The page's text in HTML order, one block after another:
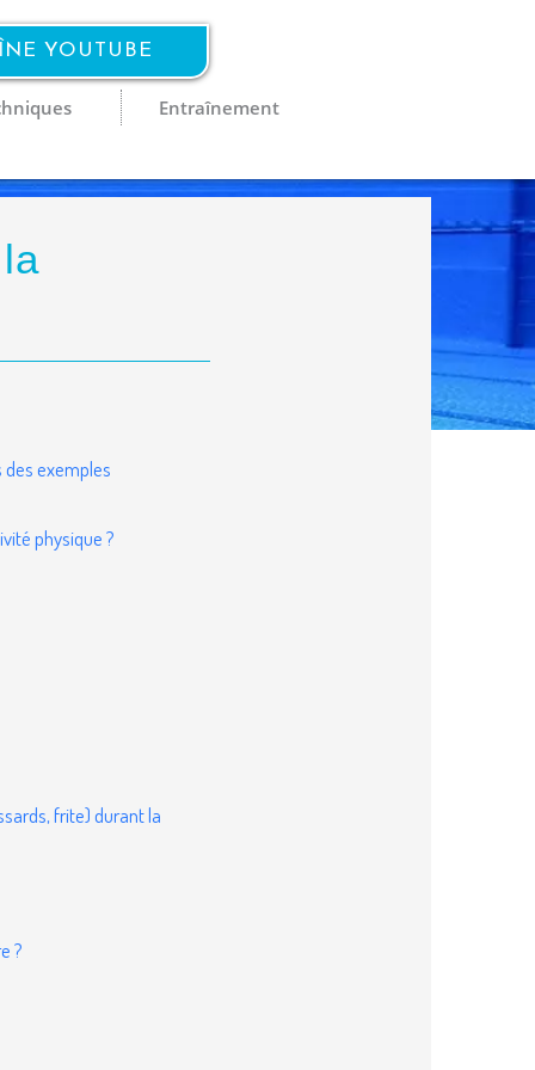
YOUTUBE
Entraînement
des exemples
physique ?
frite) durant la
?